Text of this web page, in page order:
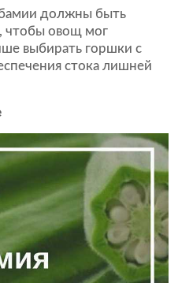
должны быть
чтобы овощ мог
выбирать горшки с
стока лишней